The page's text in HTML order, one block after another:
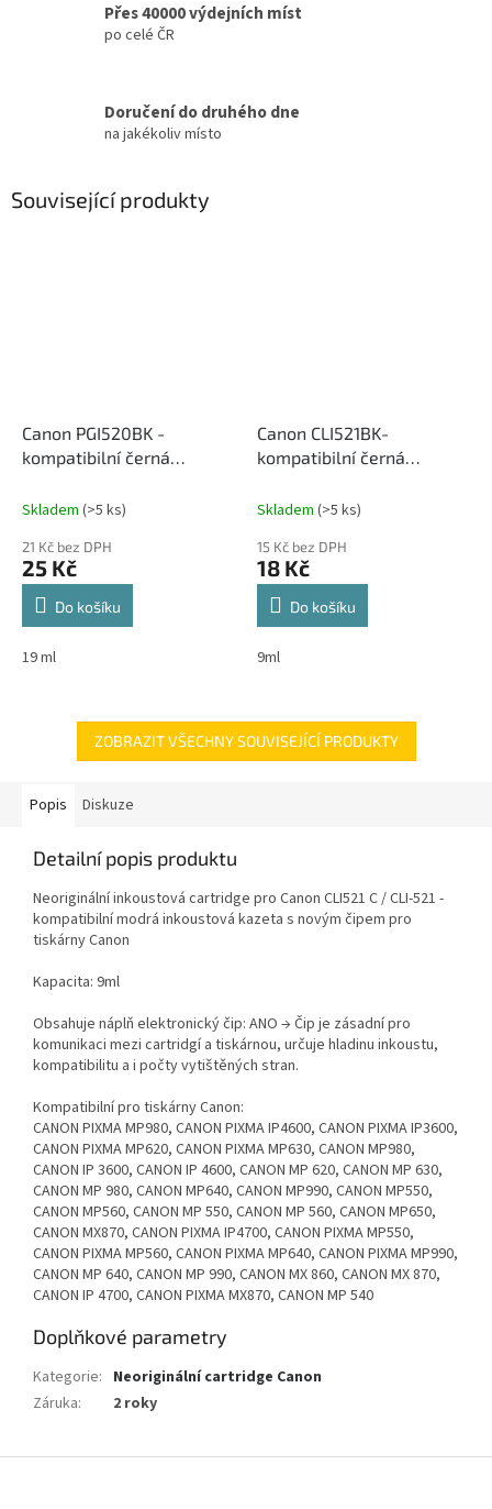
Přes 40000 výdejních míst
po celé ČR
Doručení do druhého dne
na jakékoliv místo
Související produkty
Canon PGI520BK -
kompatibilní černá
Skladem (>5 ks)
21 Kč bez DPH
25 Kč
Do košíku
19 ml
Canon CLI521BK-
kompatibilní černá
Skladem (>5 ks)
15 Kč bez DPH
18 Kč
Do košíku
9ml
ZOBRAZIT VŠECHNY SOUVISEJÍCÍ PRODUKTY
Popis Diskuze
Detailní popis produktu
Neoriginální inkoustová cartridge pro Canon CLI521 C / CLI-521 -
kompatibilní modrá inkoustová kazeta s novým čipem pro
tiskárny Canon
Kapacita: 9ml
Obsahuje náplň elektronický čip: ANO → Čip je zásadní pro
komunikaci mezi cartridgí a tiskárnou, určuje hladinu inkoustu,
kompatibilitu a i počty vytištěných stran.
Kompatibilní pro tiskárny Canon:
CANON PIXMA MP980, CANON PIXMA IP4600, CANON PIXMA IP3600,
CANON PIXMA MP620, CANON PIXMA MP630, CANON MP980,
CANON IP 3600, CANON IP 4600, CANON MP 620, CANON MP 630,
CANON MP 980, CANON MP640, CANON MP990, CANON MP550,
CANON MP560, CANON MP 550, CANON MP 560, CANON MP650,
CANON MX870, CANON PIXMA IP4700, CANON PIXMA MP550,
CANON PIXMA MP560, CANON PIXMA MP640, CANON PIXMA MP990,
CANON MP 640, CANON MP 990, CANON MX 860, CANON MX 870,
CANON IP 4700, CANON PIXMA MX870, CANON MP 540
Doplňkové parametry
Kategorie: Neoriginální cartridge Canon
Záruka: 2 roky